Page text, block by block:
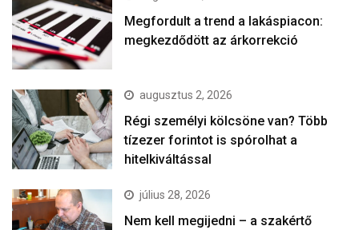
Megfordult a trend a lakáspiacon:
megkezdődött az árkorrekció
augusztus 2, 2026
Régi személyi kölcsöne van? Több
tízezer forintot is spórolhat a
hitelkiváltással
július 28, 2026
Nem kell megijedni – a szakértő